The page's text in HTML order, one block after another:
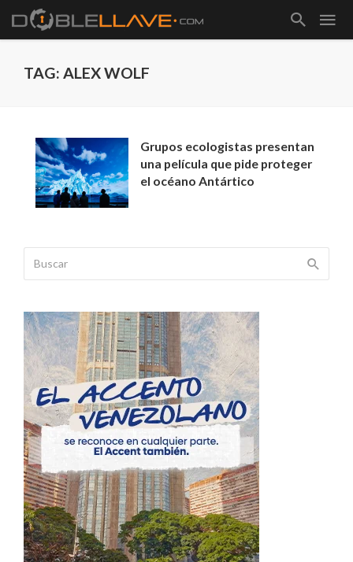
TAG: ALEX WOLF
Grupos ecologistas presentan
una película que pide proteger
el océano Antártico